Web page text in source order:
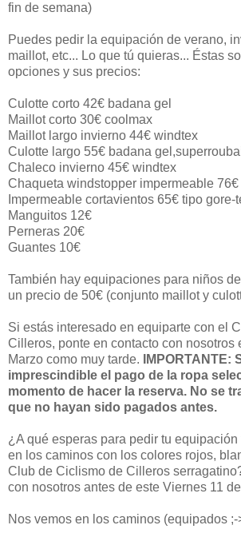
fin de semana)
Puedes pedir la equipación de verano,
maillot, etc... Lo que tú quieras... Éstas
opciones y sus precios:
Culotte corto 42€ badana gel
Maillot corto 30€ coolmax
Maillot largo invierno 44€ windtex
Culotte largo 55€ badana
Chaleco invierno 45€ windtex
Chaqueta windstopper impermeable 76€
Impermeable cortavientos 65€ tipo gore-
Manguitos 12€
Perneras 20€
Guantes 10€
También hay equipaciones para niños
un precio de 50€ (conjunto maillot y
Si estás interesado en equiparte con el
Cilleros, ponte en contacto con nosotros
Marzo como muy tarde.
IMPORTANTE:
imprescindible el pago de la ropa
momento de hacer la reserva. No se
que no hayan sido pagados antes.
¿A qué esperas para pedir tu
en los caminos con los colores rojos,
Club de Ciclismo de Cilleros
con nosotros antes de este Viernes 11
Nos vemos en los caminos (equipados ;-